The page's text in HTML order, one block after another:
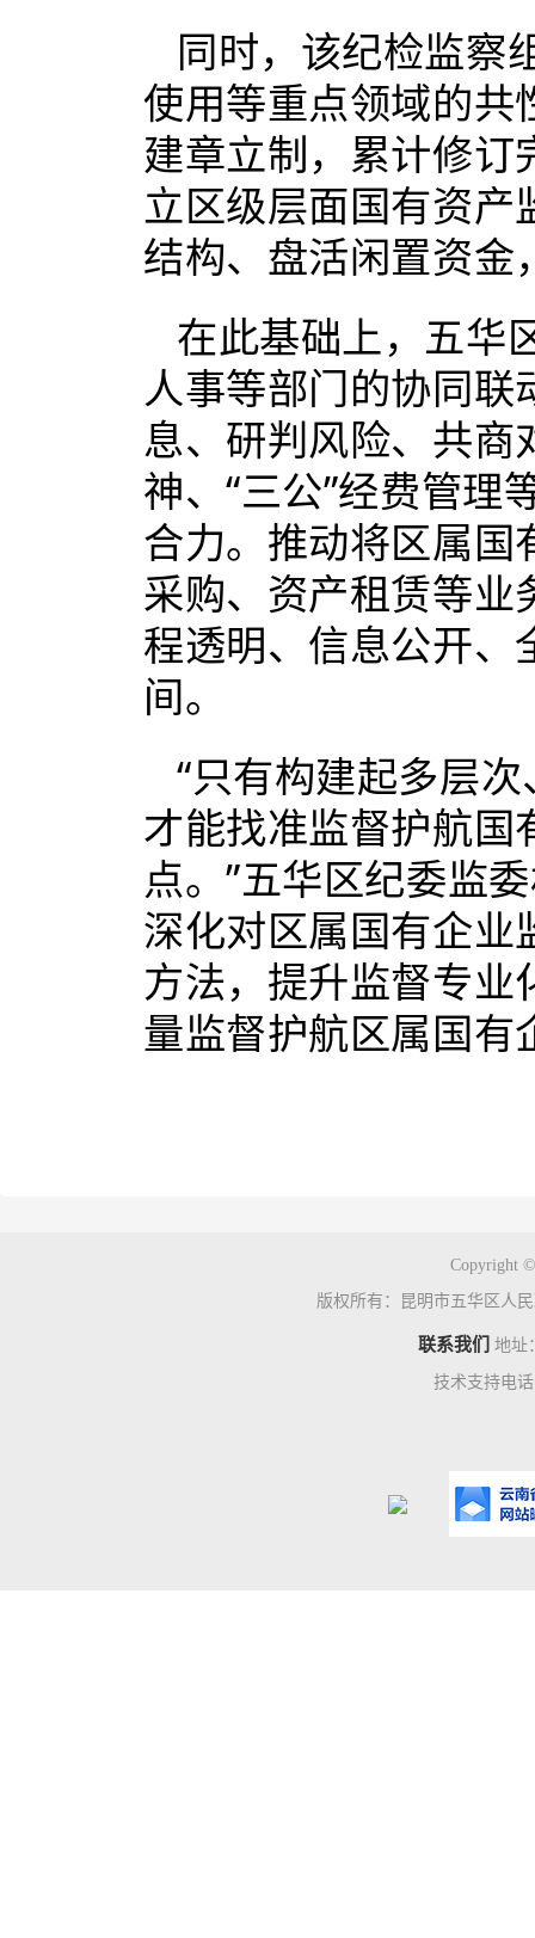
同时，该纪检监察
使用等重点领域的共
建章立制，累计修
立区级层面国有资产
结构、盘活闲置资金
在此基础上，五华
人事等部门的协同
息、研判风险、共
神、“三公”经费管理
合力。推动将区属国
采购、资产租赁等业
程透明、信息公开、
间。
“只有构建起多层
才能找准监督护航国
点。”五华区纪委监
深化对区属国有企业
方法，提升监督专
量监督护航区属国有
Copyright
版权所有：昆明市五华区人
联系我们 地址
技术支持电